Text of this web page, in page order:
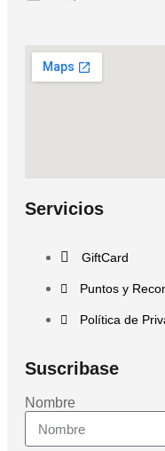
Servicios
GiftCard
Puntos y
Política de
Suscribase
Nombre